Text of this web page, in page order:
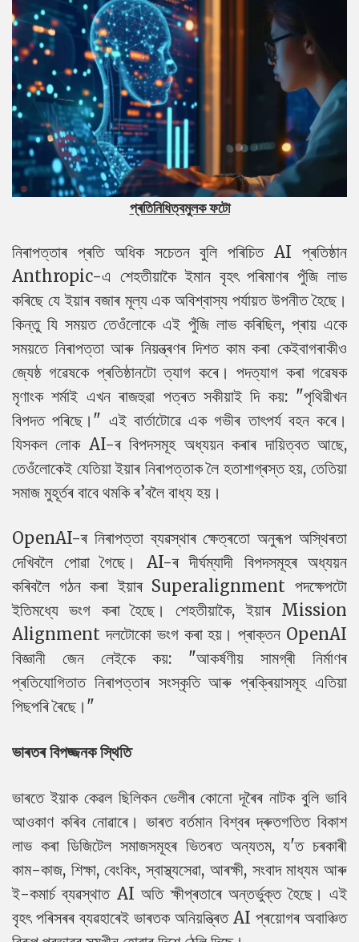
প্ৰতিনিধিত্বমুলক ফটো
নিৰাপত্তাৰ প্ৰতি অধিক সচেতন বুলি পৰিচিত AI প্ৰতিষ্ঠান
Anthropic-এ শেহতীয়াকৈ ইমান বৃহৎ পৰিমাণৰ পুঁজি লাভ
কৰিছে যে ইয়াৰ বজাৰ মূল্য এক অবিশ্বাস্য পৰ্যায়ত উপনীত হৈছে।
কিন্তু যি সময়ত তেওঁলোকে এই পুঁজি লাভ কৰিছিল, প্ৰায় একে
সময়তে নিৰাপত্তা আৰু নিয়ন্ত্ৰণৰ দিশত কাম কৰা কেইবাগৰাকীও
জ্যেষ্ঠ গৱেষকে প্ৰতিষ্ঠানটো ত্যাগ কৰে। পদত্যাগ কৰা গৱেষক
মৃণাংক শৰ্মাই এখন ৰাজহুৱা পত্ৰত সকীয়াই দি কয়: "পৃথিৱীখন
বিপদত পৰিছে।" এই বাৰ্তাটোৱে এক গভীৰ তাৎপৰ্য বহন কৰে।
যিসকল লোক AI-ৰ বিপদসমূহ অধ্যয়ন কৰাৰ দায়িত্বত আছে,
তেওঁলোকেই যেতিয়া ইয়াৰ নিৰাপত্তাক লৈ হতাশাগ্ৰস্ত হয়, তেতিয়া
সমাজ মুহূৰ্তৰ বাবে থমকি ৰ’বলৈ বাধ্য হয়।
OpenAI-ৰ নিৰাপত্তা ব্যৱস্থাৰ ক্ষেত্ৰতো অনুৰূপ অস্থিৰতা
দেখিবলৈ পোৱা গৈছে। AI-ৰ দীৰ্ঘম্যাদী বিপদসমূহৰ অধ্যয়ন
কৰিবলৈ গঠন কৰা ইয়াৰ Superalignment পদক্ষেপটো
ইতিমধ্যে ভংগ কৰা হৈছে। শেহতীয়াকৈ, ইয়াৰ Mission
Alignment দলটোকো ভংগ কৰা হয়। প্ৰাক্তন OpenAI
বিজ্ঞানী জেন লেইকে কয়: "আকৰ্ষণীয় সামগ্ৰী নিৰ্মাণৰ
প্ৰতিযোগিতাত নিৰাপত্তাৰ সংস্কৃতি আৰু প্ৰক্ৰিয়াসমূহ এতিয়া
পিছপৰি ৰৈছে।"
ভাৰতৰ বিপজ্জনক স্থিতি
ভাৰতে ইয়াক কেৱল ছিলিকন ভেলীৰ কোনো দূৰৈৰ নাটক বুলি ভাবি
আওকাণ কৰিব নোৱাৰে। ভাৰত বৰ্তমান বিশ্বৰ দ্ৰুতগতিত বিকাশ
লাভ কৰা ডিজিটেল সমাজসমূহৰ ভিতৰত অন্যতম, য'ত চৰকাৰী
কাম-কাজ, শিক্ষা, বেংকিং, স্বাস্থ্যসেৱা, আৰক্ষী, সংবাদ মাধ্যম আৰু
ই-কমাৰ্চ ব্যৱস্থাত AI অতি ক্ষীপ্ৰতাৰে অন্তৰ্ভুক্ত হৈছে। এই
বৃহৎ পৰিসৰৰ ব্যৱহাৰেই ভাৰতক অনিয়ন্ত্ৰিত AI প্ৰয়োগৰ অবাঞ্চিত